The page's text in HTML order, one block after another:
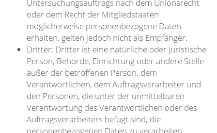
Untersuchungsauftrags nach dem Unionsrecht
oder dem Recht der Mitgliedstaaten
möglicherweise personenbezogene Daten
erhalten, gelten jedoch nicht als Empfänger.
Dritter: Dritter ist eine natürliche oder juristische
Person, Behörde, Einrichtung oder andere Stelle
außer der betroffenen Person, dem
Verantwortlichen, dem Auftragsverarbeiter und
den Personen, die unter der unmittelbaren
Verantwortung des Verantwortlichen oder des
Auftragsverarbeiters befugt sind, die
personenbezogenen Daten zu verarbeiten.